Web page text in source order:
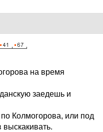
на время
заедешь и
Колмогорова, или под
выскакивать.